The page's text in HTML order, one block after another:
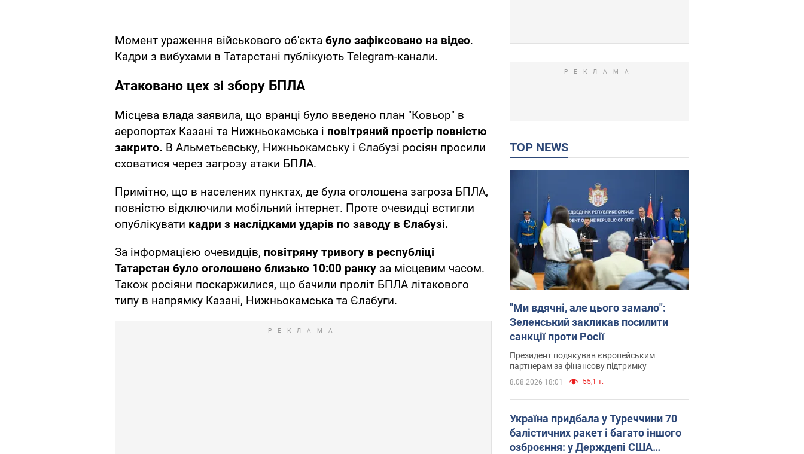
Момент ураження військового об'єкта було зафіксовано на відео.
Кадри з вибухами в Татарстані публікують Telegram-канали.
Атаковано цех зі збору БПЛА
Місцева влада заявила, що вранці було введено план "Ковьор" в
аеропортах Казані та Нижньокамська і повітряний простір повністю
закрито. В Альметьєвську, Нижньокамську і Єлабузі росіян просили
сховатися через загрозу атаки БПЛА.
Примітно, що в населених пунктах, де була оголошена загроза БПЛА,
повністю відключили мобільний інтернет. Проте очевидці встигли
опублікувати кадри з наслідками ударів по заводу в Єлабузі.
За інформацією очевидців, повітряну тривогу в республіці
Татарстан було оголошено близько 10:00 ранку за місцевим часом.
Також росіяни поскаржилися, що бачили проліт БПЛА літакового
типу в напрямку Казані, Нижньокамська та Єлабуги.
TOP NEWS
"Ми вдячні, але цього замало":
Зеленський закликав посилити
санкції проти Росії
Президент подякував європейським
партнерам за фінансову підтримку
8.08.2026 18:01 55,1 т.
Україна придбала у Туреччини 70
балістичних ракет і багато іншого
озброєння: у Держдепі США